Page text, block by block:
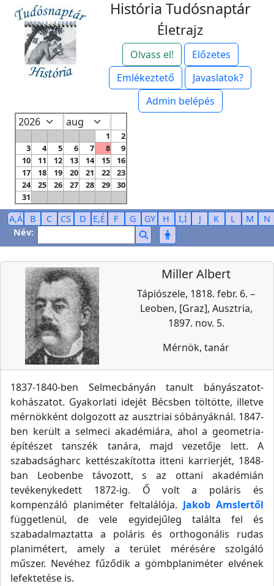
História Tudósnaptár
Életrajz
Olvass el!
Előzetes
Emlékeztető
Javaslatok?
Admin belépés
1
2
3
4 5 6 7 8
9
10
11 12 13 14 15
16
17
18 19 20 21 22
23
24
25 26 27 28 29
30
31
A,Á B C CS D E,É F G GY H I,Í J K L M
N
Név:
Miller Albert
Tápiószele, 1818. febr. 6. –
Leoben, [Graz], Ausztria,
1897. nov. 5.
Mérnök, tanár
1837-1840-ben Selmecbányán tanult bányászatot-
kohászatot. Gyakorlati idejét Bécsben töltötte, illetve
mérnökként dolgozott az ausztriai sóbányáknál. 1847-
ben került a selmeci akadémiára, ahol a geometria-
építészet tanszék tanára, majd vezetője lett. A
szabadságharc kettészakította itteni karrierjét, 1848-
ban Leobenbe távozott, s az ottani akadémián
tevékenykedett 1872-ig. Ő volt a poláris és
kompenzáló planiméter feltalálója. Jakob Amslertől
függetlenül, de vele egyidejűleg találta fel és
szabadalmaztatta a poláris és orthogonális rudas
planimétert, amely a terület mérésére szolgáló
műszer. Nevéhez fűződik a gömbplaniméter elvének
lefektetése is.